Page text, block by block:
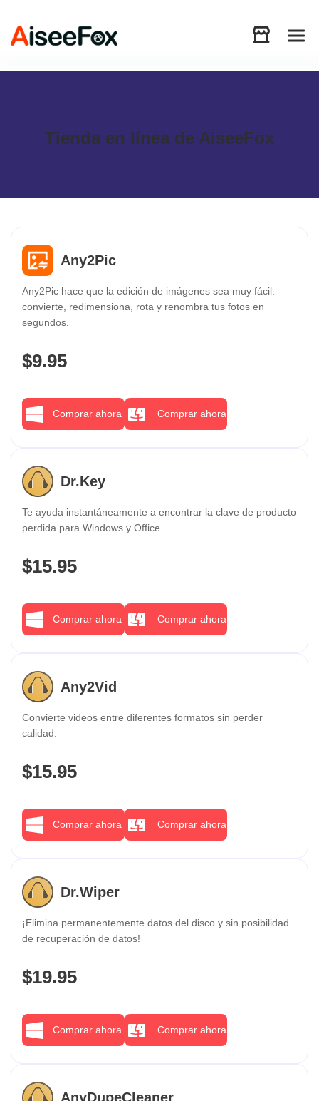
Descargar
Store
Tienda en línea de AiseeFox
Any2Pic
Any2Pic hace que la edición de imágenes sea muy fácil:
convierte, redimensiona, rota y renombra tus fotos en
segundos.
$9.95
Comprar ahora Comprar ahora
Dr.Key
Te ayuda instantáneamente a encontrar la clave de producto
perdida para Windows y Office.
$15.95
Comprar ahora Comprar ahora
Any2Vid
Convierte videos entre diferentes formatos sin perder
calidad.
$15.95
Comprar ahora Comprar ahora
Dr.Wiper
¡Elimina permanentemente datos del disco y sin posibilidad
de recuperación de datos!
$19.95
Comprar ahora Comprar ahora
AnyDupeCleaner